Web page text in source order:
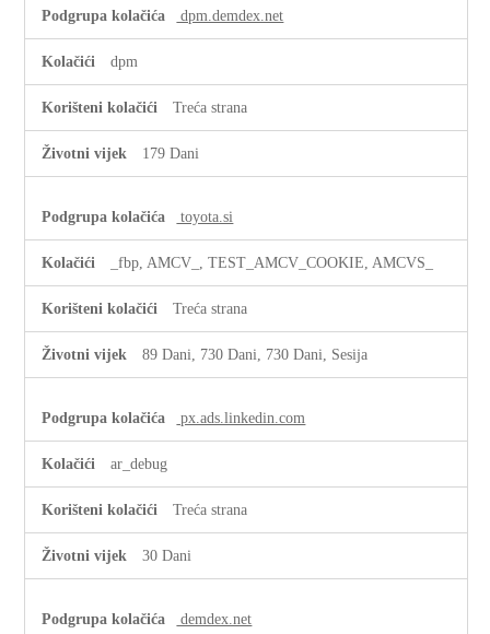
dpm.demdex.net
dpm
Treća strana
179 Dani
toyota.si
_fbp, AMCV_, TEST_AMCV_COOKIE, AMCVS_
Treća strana
89 Dani, 730 Dani, 730 Dani, Sesija
px.ads.linkedin.com
ar_debug
Treća strana
30 Dani
demdex.net